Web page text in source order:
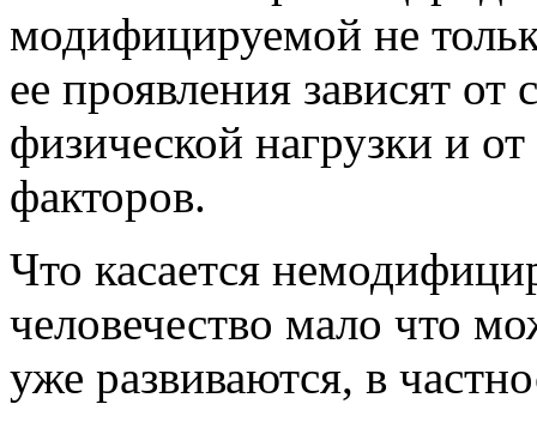
модифицируемой не
ее проявления зависят
физической нагрузки и
факторов.
Что касается
человечество мало что
уже развиваются, в